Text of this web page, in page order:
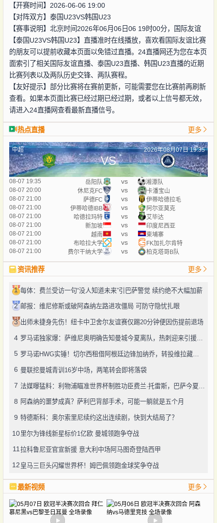
【开赛时间】2026-06-06 19:00
【对阵双方】 泰国U23VS韩国U23
【赛事说明】北京时间2026年06月06日06 19时00分，国际友谊
【泰国U23VS韩国U23】直播准时在线播放，喜欢看国际友谊比赛
的朋友可以提前收藏本页面以免错过直播。24直播网还为您在本页
面索引了相关国际友谊直播、泰国U23直播、韩国U23直播的近期
比赛列表以及两队历史交锋、两队赛程。
【友好提示】部分比赛将在赛前更新，可能需要您在比赛前再刷新
查看。如果本页面比赛已经过期已经过期，或者以上信号都无效，
请进入24直播网查看最新直播信号。
热点直播 更多
中超 2026年08月07日 19:35
VS
08-07 19:35 岳阳队 vs
湘潭队
08-07 20:00
休尼克FC vs
卡潘宝山
08-07 21:00
萨德FC vs
伊蒂哈德拉毛
08-07 21:00
伊蒂哈德IBB vs
阿尔亚莫克
08-07 21:00
哈德拉玛特 vs
艾毕达
08-07 21:00
新加坡 vs
印度尼西亚
08-07 21:00
越南 vs
柬埔寨
08-07 21:00
布哈拉大学 vs
FK加扎尔肯特
08-07 21:00
费尔干纳大学 vs 柏克塔哥B队
资讯推荐 更多
1 每体：费兰受访一句“没人知道未来”引巴萨警觉 续约绝不大幅加薪
2 邮报：维尼修斯或破阿森纳左路进攻僵局 可防守隐忧扎眼
3 出师未捷身先伤！纽卡中卫舍尔友谊赛仅踢20分钟便因伤提前退场
4 罗马诺独家爆：萨维尼奥明确告知曼城今夏离队，热刺迎来引援良机
5 罗马诺HWG实锤！切尔西租借阿根廷边锋加纳乔，转投维拉藏连锁效应？
6 曼联挖曼城青训16岁中场，两笔转会即将落袋
7
8 阿森纳的噩梦成真？萨利巴背部手术，可能一躺就是五个月
9 特德斯科：奥尔索里尼续约这出连续剧，快到大结局了？
10里尔为锋线新星标价1亿欧 曼城领跑争夺战
11拉科鲁尼亚官宣新援 意大利中场阿马图奇登陆西甲
12 皇马三巨头闪耀世界杯！姆巴佩领跑金球奖争夺战
最新视频 更多